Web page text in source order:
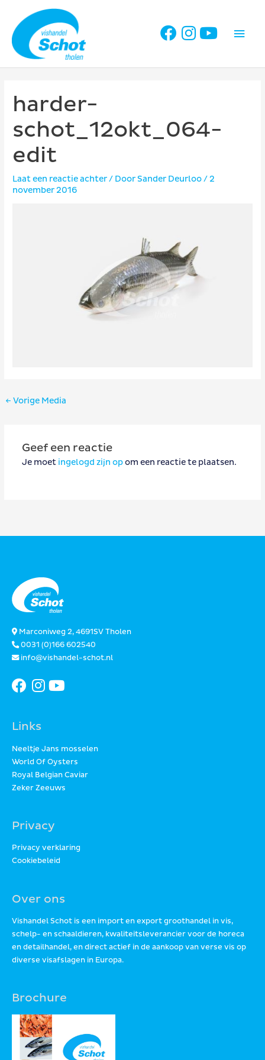
inhoud
harder-
schot_12okt_064-
edit
Laat een reactie achter/ DoorSander Deurloo/ 2
november 2016
Bericht
← Vorige Media
Geef een reactie
Je moet ingelogd zijn opom een reactie te plaatsen.
Marconiweg 2, 4691SV Tholen
0031 (0)166 602540
info@vishandel-schot.nl
Links
Neeltje Jans mosselen
World Of Oysters
Royal Belgian Caviar
Zeker Zeeuws
Privacy
Privacy verklaring
Cookiebeleid
Over ons
Vishandel Schot is een import en export groothandel in vis,
schelp- en schaaldieren, kwaliteitsleverancier voor de horeca
en detailhandel, en direct actief in de aankoop van verse vis op
diverse visafslagen in Europa.
Brochure